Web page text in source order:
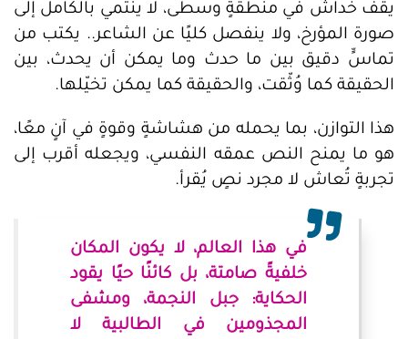
يقف خداش في منطقةٍ وسطى، لا ينتمي بالكامل إلى
صورة المؤرخ، ولا ينفصل كليًا عن الشاعر.. يكتب من
تماسٍّ دقيق بين ما حدث وما يمكن أن يحدث، بين
الحقيقة كما وُثّقت، والحقيقة كما يمكن تخيّلها.
هذا التوازن، بما يحمله من هشاشةٍ وقوةٍ في آنٍ معًا،
هو ما يمنح النص عمقه النفسي، ويجعله أقرب إلى
تجربةٍ تُعاش لا مجرد نصٍ يُقرأ.
في هذا العالم، لا يكون المكان
خلفيةً صامتة، بل كائنًا حيًا يقود
الحكاية: جبل النجمة، ومشفى
المجذومين في الطالبية لا